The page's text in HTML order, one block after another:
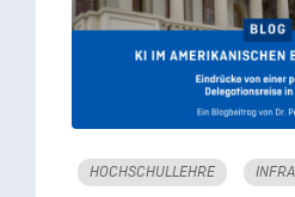
HOCHSCHULLEHRE